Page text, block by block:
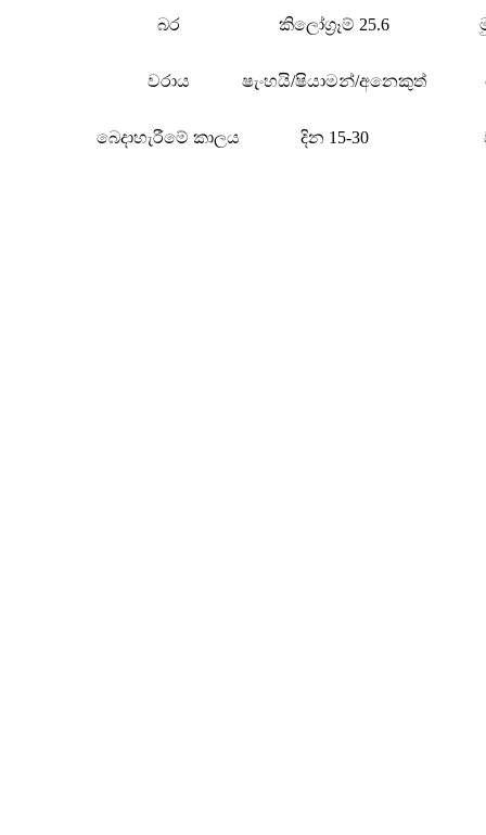
බර කිලෝග්‍රෑම් 25.6
වරාය ෂැංහයි/ෂියාමන්/අනෙකුත්
බෙදාහැරීමේ කාලය දින 15-30